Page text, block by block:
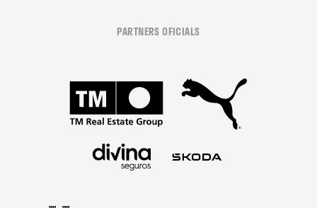
PARTNERS OFICIALS